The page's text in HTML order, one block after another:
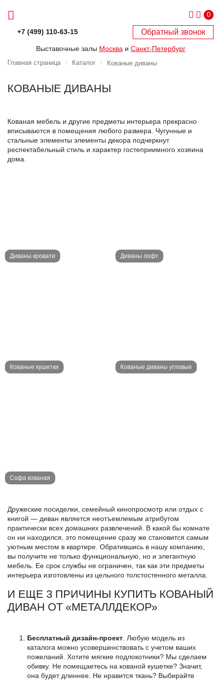
0
+7 (499) 110-63-15 Обратный звонок
Выставочные залы Москва и Санкт-Петербург
Главная страница Каталог Кованые диваны
КОВАНЫЕ ДИВАНЫ
Кованая мебель и другие предметы интерьера прекрасно
вписываются в помещения любого размера. Чугунные и
стальные элементы элементы декора подчеркнут
респектабельный стиль и характер гостеприимного хозяина
дома.
Диваны кровати Диваны лофт
Кованые кушетки Кованые диваны угловые
Софа кованая
Дружеские посиделки, семейный кинопросмотр или отдых с
книгой — диван является неотъемлемым атрибутом
практически всех домашних развлечений. В какой бы комнате
он ни находился, это помещение сразу же становится самым
уютным местом в квартире. Обратившись в нашу компанию,
вы получите не только функциональную, но и элегантную
мебель. Ее срок службы не ограничен, так как эти предметы
интерьера изготовлены из цельного толстостенного металла.
И ЕЩЕ 3 ПРИЧИНЫ КУПИТЬ КОВАНЫЙ
ДИВАН ОТ «МЕТАЛЛДЕКОР»
Бесплатный дизайн-проект . Любую модель из
каталога можно усовершенствовать с учетом ваших
пожеланий. Хотите мягкие подлокотники? Мы сделаем
обивку. Не помещаетесь на кованой кушетке? Значит,
она будет длиннее. Не нравится ткань? Выбирайте